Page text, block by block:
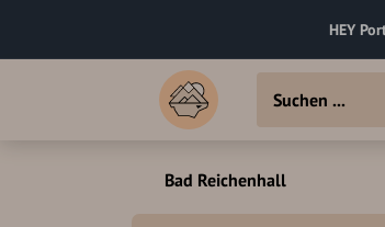
HEY
Bad Reichenhall